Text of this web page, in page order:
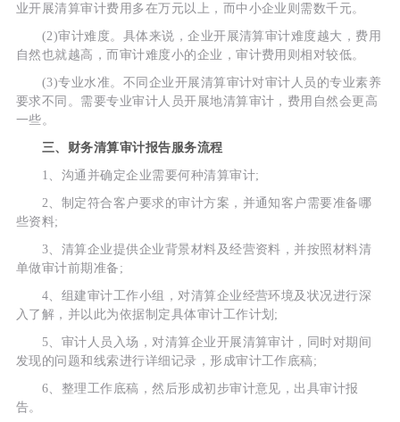
业开展清算审计费用多在万元以上，而中小企业则需数千元。
(2)审计难度。具体来说，企业开展清算审计难度越大，费用
自然也就越高，而审计难度小的企业，审计费用则相对较低。
(3)专业水准。不同企业开展清算审计对审计人员的专业素养
要求不同。需要专业审计人员开展地清算审计，费用自然会更高
一些。
三、财务清算审计报告服务流程
1、沟通并确定企业需要何种清算审计;
2、制定符合客户要求的审计方案，并通知客户需要准备哪
些资料;
3、清算企业提供企业背景材料及经营资料，并按照材料清
单做审计前期准备;
4、组建审计工作小组，对清算企业经营环境及状况进行深
入了解，并以此为依据制定具体审计工作计划;
5、审计人员入场，对清算企业开展清算审计，同时对期间
发现的问题和线索进行详细记录，形成审计工作底稿;
6、整理工作底稿，然后形成初步审计意见，出具审计报
告。